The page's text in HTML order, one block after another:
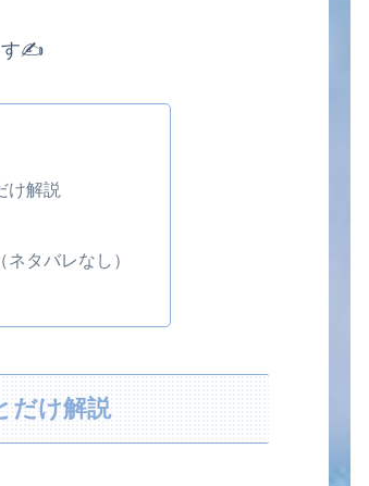
す✍
け解説
タバレなし）
だけ解説